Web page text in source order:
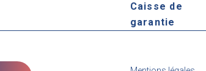
Caisse de
garantie